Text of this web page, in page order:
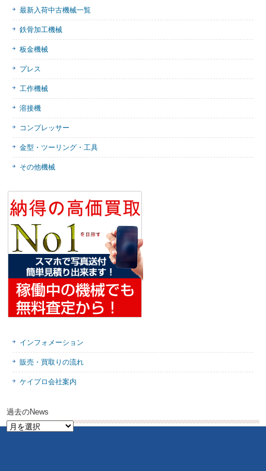
最新入荷中古機械一覧
鉄骨加工機械
板金機械
プレス
工作機械
溶接機
コンプレッサー
金型・ツーリング・工具
その他機械
インフォメーション
販売・買取りの流れ
ケイプロ会社案内
過去のNews
過